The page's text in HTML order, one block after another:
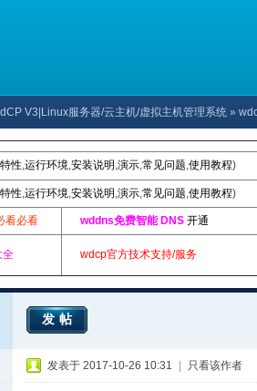
V3|Linux服务器/云主机/虚拟主机管理系统 »
性,运行环境,安装说明 ,演示,常见问题,使用教程)
性,运行环境,安装说明 ,演示,常见问题,使用教程)
看必看 wddns免费智能 DNS 开通
全 wdcp官方技术支持/服务
发帖
发表于 2017-10-26 10:31 只看该作者